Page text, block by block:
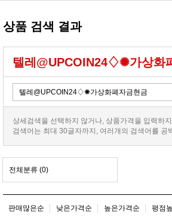
상품 검색 결과
텔레@UPCOIN24♢✺가상화
상세검색을 선택하지 않거나, 상품가격을 입력하
검색어는 최대 30글자까지, 여러개의 검색어를 공
전체분류 (0)
판매많은순 낮은가격순 높은가격순 평점